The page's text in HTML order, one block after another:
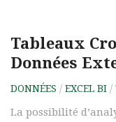
Tableaux
Données
DONNÉES / EXCEL BI /
La possibilité